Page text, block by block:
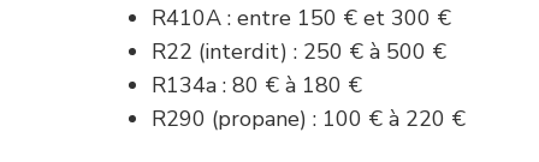
R410A : entre 150 € et 300 €
R22 (interdit) : 250 € à 500 €
R134a : 80 € à 180 €
R290 (propane) : 100 € à 220 €